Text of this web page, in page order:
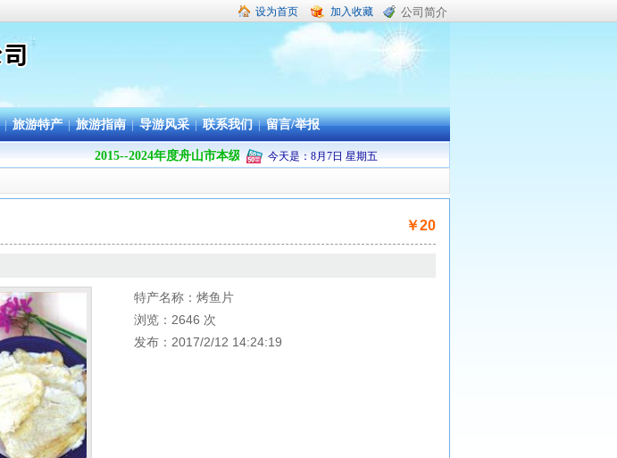
设为首页 加入收藏 公司简介
| 旅游特产 | 旅游指南 | 导游风采 | 联系我们 | 留言/举报
2015--2024年度舟山市本级及普陀区机关企事业单位职工疗休养承办旅行社
今天是： 8月 7日 星期五
￥20
特产名称：烤鱼片
浏览：2646 次
发布：2017/2/12 14:24:19